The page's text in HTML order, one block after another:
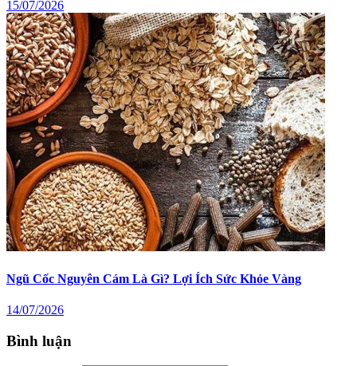
15/07/2026
Ngũ Cốc Nguyên Cám Là Gì? Lợi Ích Sức Khỏe Vàng
14/07/2026
Bình luận